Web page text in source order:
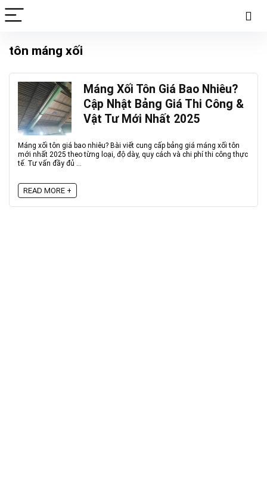
tôn máng xối
Máng Xối Tôn Giá Bao Nhiêu?
Cập Nhật Bảng Giá Thi Công &
Vật Tư Mới Nhất 2025
Máng xối tôn giá bao nhiêu? Bài viết cung cấp bảng giá máng xối tôn
mới nhất 2025 theo từng loại, độ dày, quy cách và chi phí thi công thực
tế. Tư vấn đầy đủ ...
READ MORE +